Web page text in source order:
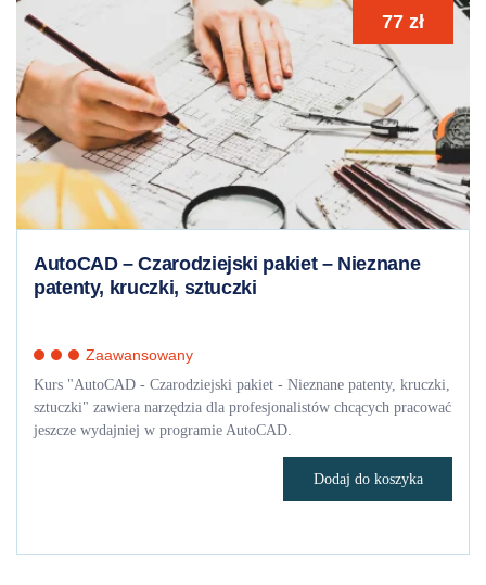
77 zł
AutoCAD – Czarodziejski pakiet – Nieznane
patenty, kruczki, sztuczki
Zaawansowany
Kurs "AutoCAD - Czarodziejski pakiet - Nieznane patenty, kruczki,
sztuczki" zawiera narzędzia dla profesjonalistów chcących pracować
jeszcze wydajniej w programie AutoCAD.
Dodaj do koszyka